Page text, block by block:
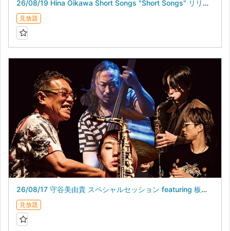
26/08/19 Hina Oikawa Short Songs "Short Songs" リリースライブ
見放題
26/08/17 守谷美由貴 スペシャルセッション featuring 板橋文夫
見放題